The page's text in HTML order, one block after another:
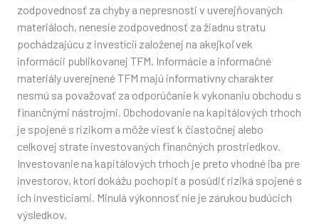
zodpovednosť za chyby a nepresnosti v uverejňovaných
materiáloch, nenesie zodpovednosť za žiadnu stratu
pochádzajúcu z investícií založenej na akejkoľvek
informácii publikovanej TFM. Informácie a informačné
materiály uverejnené TFM majú informatívny charakter
nesmú sa považovať za odporúčanie k vykonaniu obchodu s
finančnými nástrojmi. Obchodovanie na kapitálových trhoch
je spojené s rizikom a môže viesť k čiastočnej alebo
celkovej strate investovaných finančných prostriedkov.
Investovanie na kapitálových trhoch je preto vhodné iba pre
investorov, ktorí dokážu pochopiť a posúdiť riziká spojené s
ich investíciami. Minulá výkonnosť nie je zárukou budúcich
výsledkov.